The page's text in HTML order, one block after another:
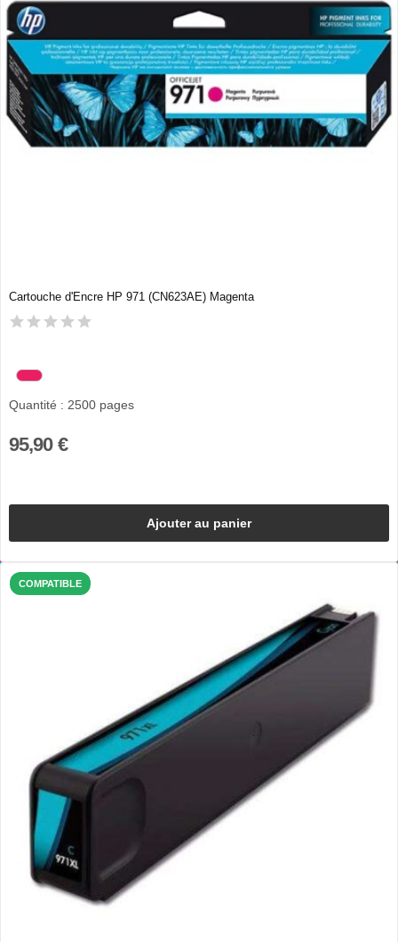
Cartouche d'Encre HP 971 (CN623AE) Magenta
Quantité : 2500 pages
95,90 €
Ajouter au panier
COMPATIBLE